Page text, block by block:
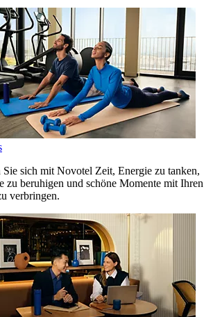
Sie sich mit Novotel Zeit, Energie zu tanken,
zu beruhigen und schöne Momente mit Ihren
verbringen.